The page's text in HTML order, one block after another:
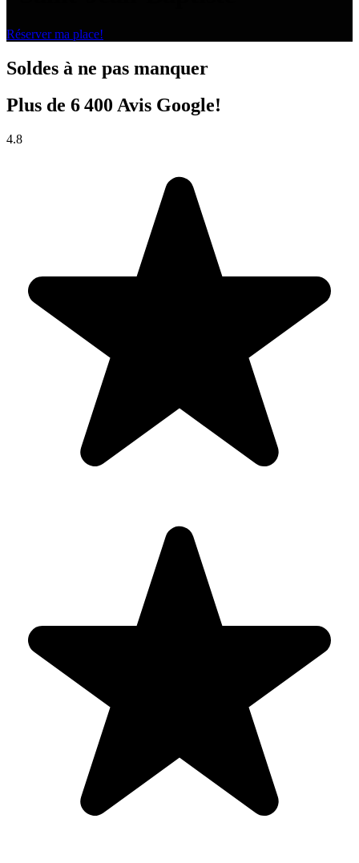
Réserver ma place!
Soldes à ne pas manquer
Plus de 6 400 Avis Google!
4.8